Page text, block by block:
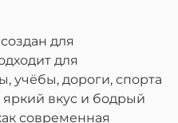
для
для
учёбы, дороги, спорта
вкус и бодрый
современная